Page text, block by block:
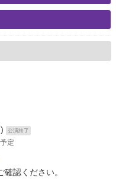
公演終了
定
認ください。